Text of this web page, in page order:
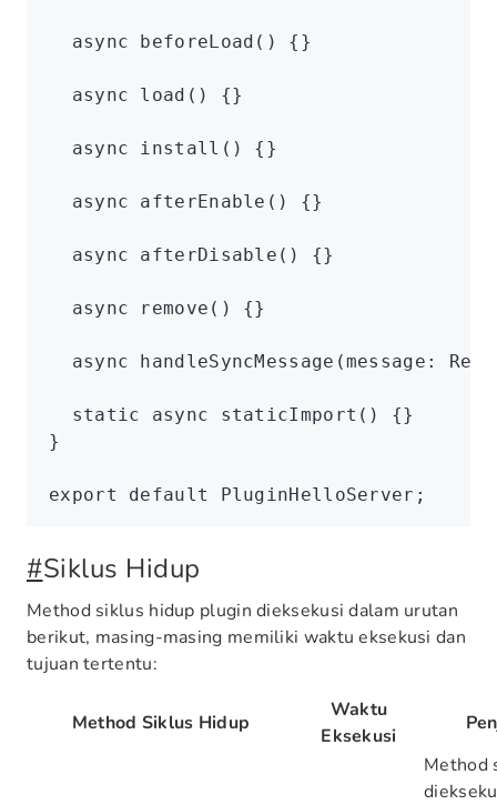
  async
beforeLoad () {}
  async
load () {}
  async
install () {}
  async
afterEnable () {}
  async
afterDisable () {}
  async
remove () {}
  async
handleSyncMessage (message :
  static
async staticImport () {}
}
export default PluginHelloServer;
#Siklus Hidup
Method siklus hidup plugin dieksekusi dalam urutan
berikut, masing-masing memiliki waktu eksekusi dan
tujuan tertentu:
Method Siklus Hidup
Waktu
Eksekusi
Method